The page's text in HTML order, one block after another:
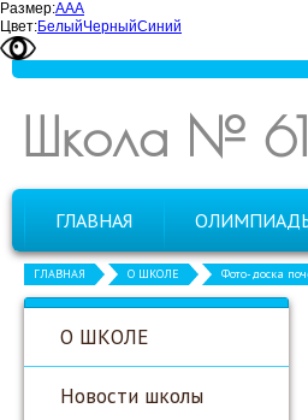
Размер:ААА
Цвет:БелыйЧерныйСиний
Школа №
ГЛАВНАЯ
ГЛАВНАЯ О ШКОЛЕ Фото-доска
О ШКОЛЕ
Новости школы